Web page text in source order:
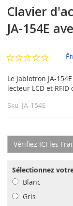
au
début
de
la
Galerie
d’images
Clavier
JA-154E
Le Jablotron JA-
lecteur LCD et
Sku JA-154E
Vérifiez ICI les
Sélectionnez
Blanc
Gris